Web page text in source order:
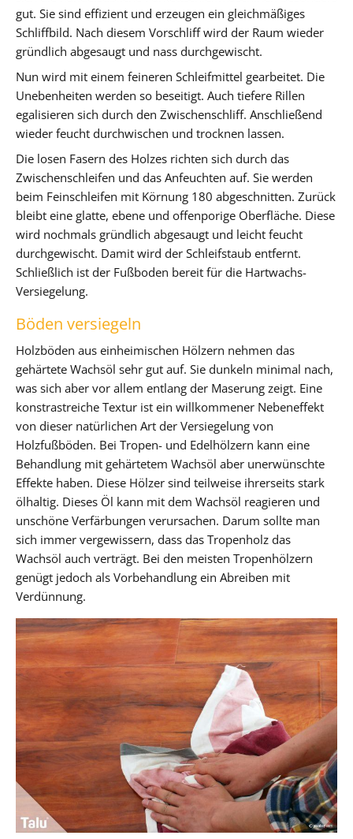
gut. Sie sind effizient und erzeugen ein gleichmäßiges
Schliffbild. Nach diesem Vorschliff wird der Raum wieder
gründlich abgesaugt und nass durchgewischt.
Nun wird mit einem feineren Schleifmittel gearbeitet. Die
Unebenheiten werden so beseitigt. Auch tiefere Rillen
egalisieren sich durch den Zwischenschliff. Anschließend
wieder feucht durchwischen und trocknen lassen.
Die losen Fasern des Holzes richten sich durch das
Zwischenschleifen und das Anfeuchten auf. Sie werden
beim Feinschleifen mit Körnung 180 abgeschnitten. Zurück
bleibt eine glatte, ebene und offenporige Oberfläche. Diese
wird nochmals gründlich abgesaugt und leicht feucht
durchgewischt. Damit wird der Schleifstaub entfernt.
Schließlich ist der Fußboden bereit für die Hartwachs-
Versiegelung.
Böden versiegeln
Holzböden aus einheimischen Hölzern nehmen das
gehärtete Wachsöl sehr gut auf. Sie dunkeln minimal nach,
was sich aber vor allem entlang der Maserung zeigt. Eine
konstrastreiche Textur ist ein willkommener Nebeneffekt
von dieser natürlichen Art der Versiegelung von
Holzfußböden. Bei Tropen- und Edelhölzern kann eine
Behandlung mit gehärtetem Wachsöl aber unerwünschte
Effekte haben. Diese Hölzer sind teilweise ihrerseits stark
ölhaltig. Dieses Öl kann mit dem Wachsöl reagieren und
unschöne Verfärbungen verursachen. Darum sollte man
sich immer vergewissern, dass das Tropenholz das
Wachsöl auch verträgt. Bei den meisten Tropenhölzern
genügt jedoch als Vorbehandlung ein Abreiben mit
Verdünnung.